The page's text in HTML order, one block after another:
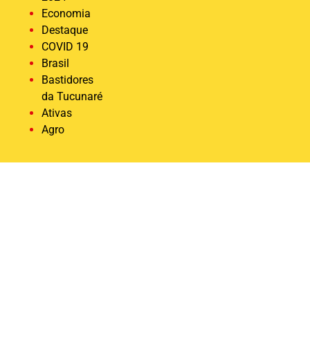
Economia
Destaque
COVID 19
Brasil
Bastidores
da Tucunaré
Ativas
Agro